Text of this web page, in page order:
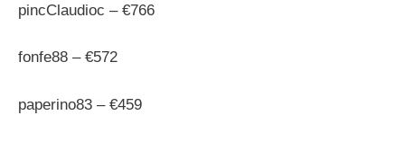
pincClaudioc – €766
fonfe88 – €572
paperino83 – €459